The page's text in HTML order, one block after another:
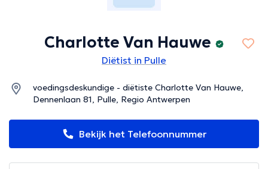
Charlotte Van Hauwe
Diëtist in Pulle
voedingsdeskundige - diëtiste Charlotte Van Hauwe,
Dennenlaan 81, Pulle, Regio Antwerpen
Bekijk het Telefoonnummer